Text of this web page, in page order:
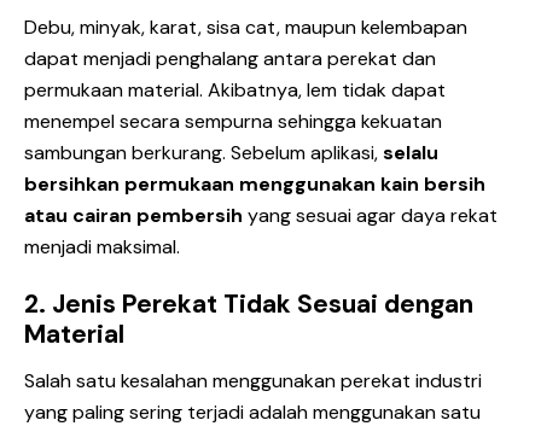
Debu, minyak, karat, sisa cat, maupun kelembapan
dapat menjadi penghalang antara perekat dan
permukaan material. Akibatnya, lem tidak dapat
menempel secara sempurna sehingga kekuatan
sambungan berkurang. Sebelum aplikasi,selalu
bersihkan permukaan menggunakan kain bersih
atau cairan pembersih yang sesuai agar daya rekat
menjadi maksimal.
2. Jenis Perekat Tidak Sesuai dengan
Material
Salah satu kesalahan menggunakan perekat industri
yang paling sering terjadi adalah menggunakan satu